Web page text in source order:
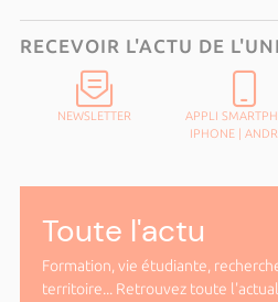
RECEVOIR L'ACTU DE
NEWSLETTER
APPLI
IPHONE|
Toute l'actu
Formation, vie étudiante,
territoire... Retrouvez toute